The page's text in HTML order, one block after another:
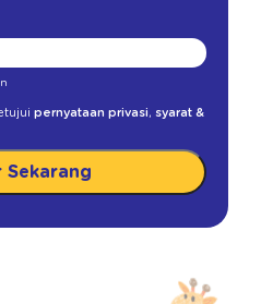
pernyataan privasi, syarat &
Sekarang